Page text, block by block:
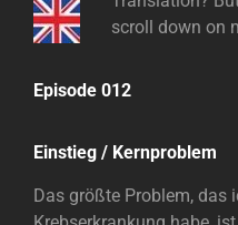
scroll down on
Episode 012
Einstieg / Kernproblem
Das größte Problem, das